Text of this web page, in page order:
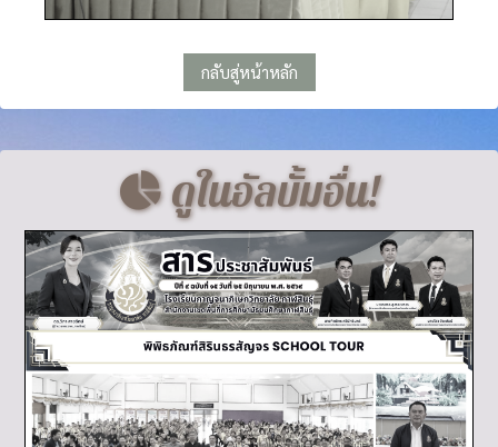
กลับสู่หน้าหลัก
ดูในอัลบั้มอื่น!